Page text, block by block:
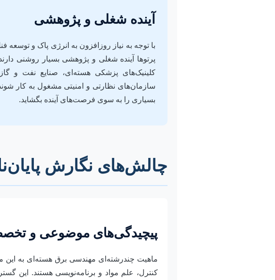
آینده شغلی و پژوهشی
با توجه به نیاز روزافزون به انرژی پاک و
پرتوها آینده شغلی و پژوهشی بسیار روشنی
کلینیک‌های پزشکی هسته‌ای، صنایع نفت و
سازمان‌های نظارتی و امنیتی مشغول به کار
بسیاری را به سوی فرصت‌های آینده بگشاید.
چالش‌های نگارش
پیچیدگی‌های موضوعی و
ماهیت چندرشته‌ای مهندسی برق هسته‌ای به این
کنترل، علم مواد و برنامه‌نویسی هستند. این